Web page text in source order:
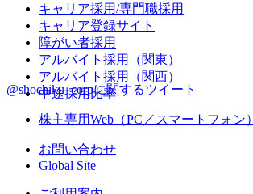
キャリア採用/専門職採用
キャリア登録サイト
障がい者採用
アルバイト採用（関東）
アルバイト採用（関西）
中途採用比率
@shochiku_corpに関するツイート
株主専用Web（PC／スマートフォン）
お問い合わせ
Global Site